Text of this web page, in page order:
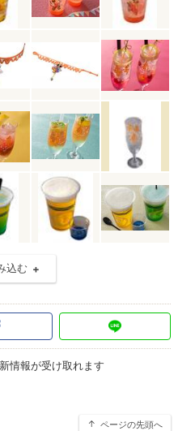
込む
情報が受け取れます
ページの先頭へ